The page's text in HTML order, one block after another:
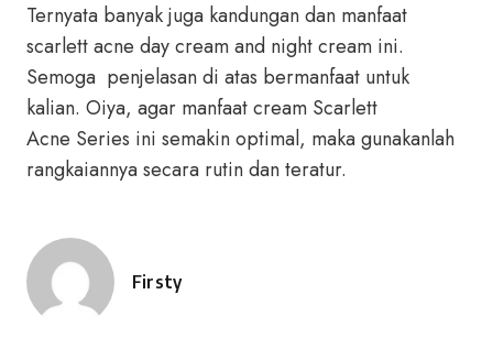
Ternyata banyak juga kandungan dan manfaat
scarlett acne day cream and night cream ini.
Semoga penjelasan di atas bermanfaat untuk
kalian. Oiya, agar manfaat cream Scarlett
Acne Series ini semakin optimal, maka gunakanlah
rangkaiannya secara rutin dan teratur.
Posted
Firsty